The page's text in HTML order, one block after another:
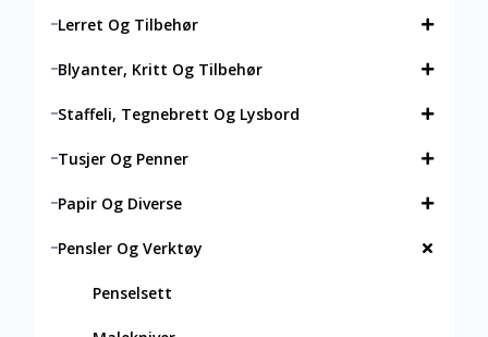
Lerret Og Tilbehør
Blyanter, Kritt Og Tilbehør
Staffeli, Tegnebrett Og Lysbord
Tusjer Og Penner
Papir Og Diverse
Pensler Og Verktøy
Penselsett